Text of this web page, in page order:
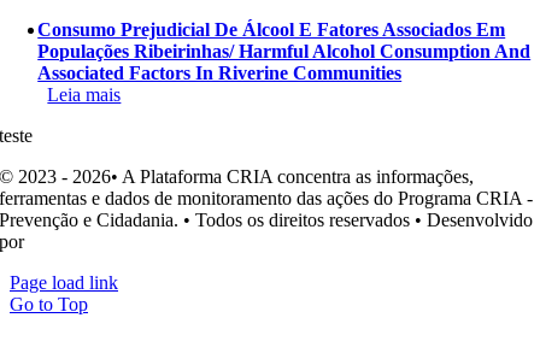
Consumo Prejudicial De Álcool E Fatores Associados Em
Populações Ribeirinhas/ Harmful Alcohol Consumption And
Associated Factors In Riverine Communities
Leia mais
teste
© 2023 - 2026• A Plataforma CRIA concentra as informações,
ferramentas e dados de monitoramento das ações do Programa CRIA -
Prevenção e Cidadania. • Todos os direitos reservados • Desenvolvido
por
Page load link
Go to Top